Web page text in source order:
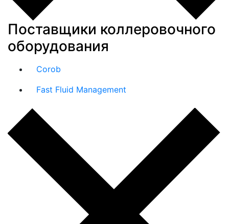
Поставщики коллеровочного
оборудования
Corob
Fast Fluid Management